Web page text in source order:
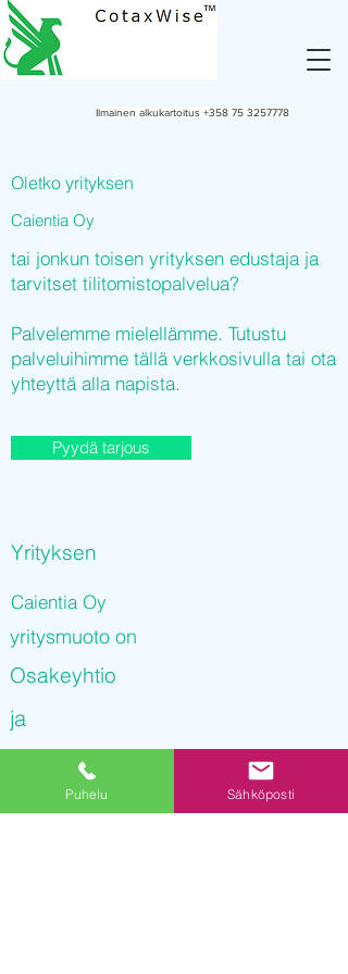
Ilmainen alkukartoitus +358 75 3257778
Oletko yrityksen
Caientia Oy
tai jonkun toisen yrityksen edustaja ja
tarvitset tilitomistopalvelua?
Palvelemme mielellämme. Tutustu
palveluihimme tällä verkkosivulla tai ota
yhteyttä alla napista.
Pyydä tarjous
Yrityksen
Caientia Oy
yritysmuoto on
Osakeyhtio
ja
Caientia Oy
on rekisteröity kaupparekisteriin
Puhelu Sähköposti